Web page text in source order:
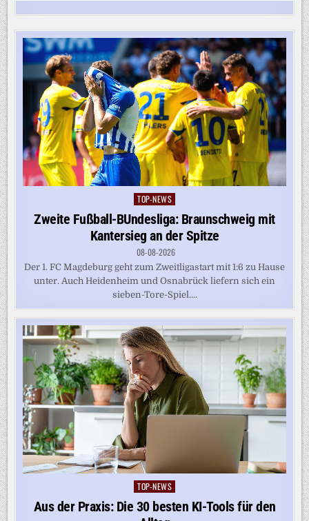
Posted
in
TOP-NEWS
Zweite Fußball-BUndesliga: Braunschweig mit
Kantersieg an der Spitze
08-08-2026
Der 1. FC Magdeburg geht zum Zweitligastart mit 1:6 zu Hause
unter. Auch Heidenheim und Osnabrück liefern sich ein
sieben-Tore-Spiel....
Posted
in
TOP-NEWS
Aus der Praxis: Die 30 besten KI-Tools für den